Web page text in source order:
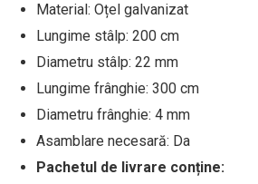
Material: Oțel galvanizat
Lungime stâlp: 200 cm
Diametru stâlp: 22 mm
Lungime frânghie: 300 cm
Diametru frânghie: 4 mm
Asamblare necesară: Da
Pachetul de livrare conține: